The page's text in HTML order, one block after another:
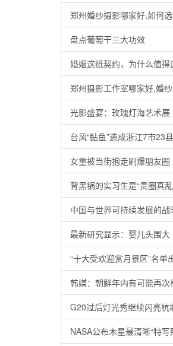
郑州婚纱摄影哪家好,如何
盘点葡萄干三大功效
婚姻这纸契约，为什么值
郑州摄影工作室哪家好,婚
光影盛宴：玫瑰灯海艺术展
台风“鲇鱼”造成浙江7市23
女童被当街抱走刷爆朋友圈
背黑锅的实习生是“贵圈真
中国与世界可持续发展的战
最新研究显示：婴儿头围大
“十大受欢迎赏月景区”名单
韩媒：朝鲜年内有可能再次
G20过后灯光秀继续闪亮杭
NASA公布木星最清晰“特写